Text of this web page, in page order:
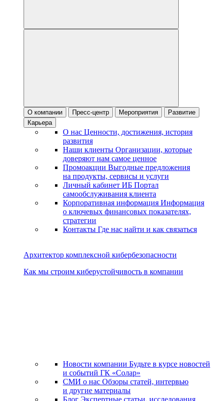
О компании Пресс-центр Мероприятия
Развитие
Карьера
О нас Ценности, достижения, история
развития
Наши клиенты Организации, которые
доверяют нам самое ценное
Промоакции Выгодные предложения
на продукты, сервисы и услуги
Личный кабинет ИБ Портал
самообслуживания клиента
Корпоративная информация Информация
о ключевых финансовых показателях,
стратегии
Контакты Где нас найти и как связаться
Архитектор комплексной кибербезопасности
Как мы строим киберустойчивость в компании
Новости компании Будьте в курсе новостей
и событий ГК «Солар»
СМИ о нас Обзоры статей, интервью
и другие материалы
Блог Экспертные статьи, исследования